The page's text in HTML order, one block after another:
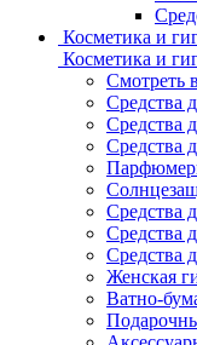
Косметика и
Косметика и
Смотреть
Средства
Средства
Средства
Средства
Средства
Средства
Женская
Ватно-